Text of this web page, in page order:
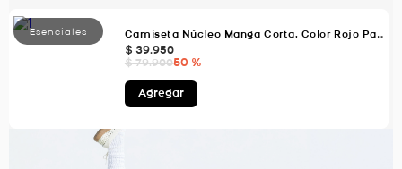
Camiseta Núcleo Manga Corta, Color Rojo Para Hombre
$ 39.950
$ 79.90050 %
Agregar